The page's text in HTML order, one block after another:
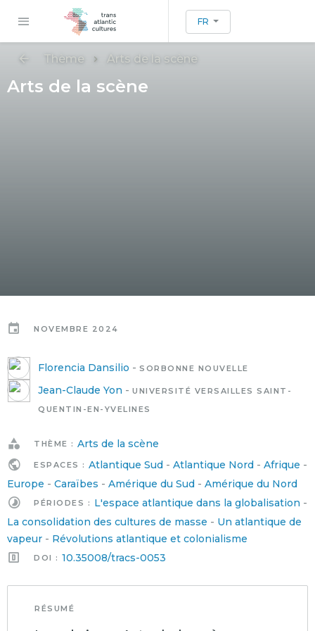
FR
Thème Arts de la scène
Arts de la scène
NOVEMBRE 2024
Florencia Dansilio - SORBONNE NOUVELLE
Jean-Claude Yon - UNIVERSITÉ VERSAILLES SAINT-
QUENTIN-EN-YVELINES
THÈME : Arts de la scène
ESPACES : Atlantique Sud - Atlantique Nord - Afrique -
Europe - Caraïbes - Amérique du Sud - Amérique du Nord
PÉRIODES : L'espace atlantique dans la globalisation -
La consolidation des cultures de masse - Un atlantique de
vapeur - Révolutions atlantique et colonialisme
DOI : 10.35008/tracs-0053
RÉSUMÉ